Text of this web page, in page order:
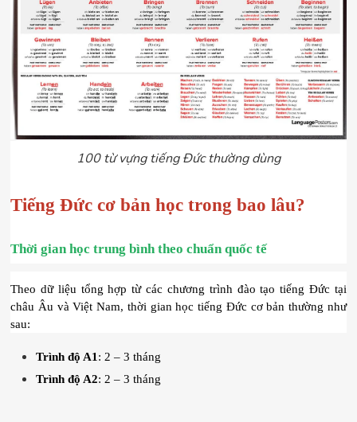
100 từ vựng tiếng Đức thường dùng
Tiếng Đức cơ bản học trong bao lâu?
Thời gian học trung bình theo chuẩn quốc tế
Theo dữ liệu tổng hợp từ các chương trình đào tạo tiếng Đức tại
châu Âu và Việt Nam, thời gian học tiếng Đức cơ bản thường như
sau:
Trình độ A1 : 2 – 3 tháng
Trình độ A2: 2 – 3 tháng